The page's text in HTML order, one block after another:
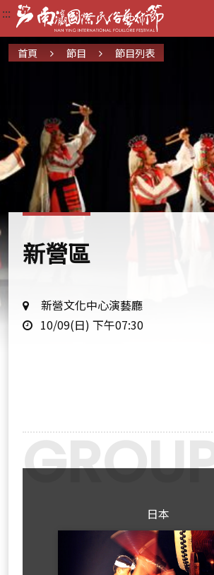
:::
:::
:::
首頁 節目 節目列表
新營區
地
點
新營文化中心演藝廳
時
10/09(日) 下午07:30
日本